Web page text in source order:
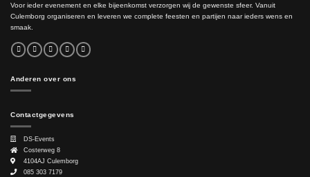
Voor ieder evenement en elke bijeenkomst verzorgen wij de gewenste sfeer. Vanuit
Culemborg organiseren en leveren we complete feesten en partijen naar ieders wens en
smaak.
Anderen over ons
Contactgegevens
DS-Events
Costerweg 8
4104AJ Culemborg
085 303 7179